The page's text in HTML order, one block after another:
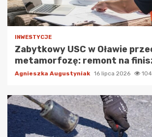
INWESTYCJE
Zabytkowy USC w Oławie
metamorfozę: remont na
Agnieszka Augustyniak 16 lipca 2026 104